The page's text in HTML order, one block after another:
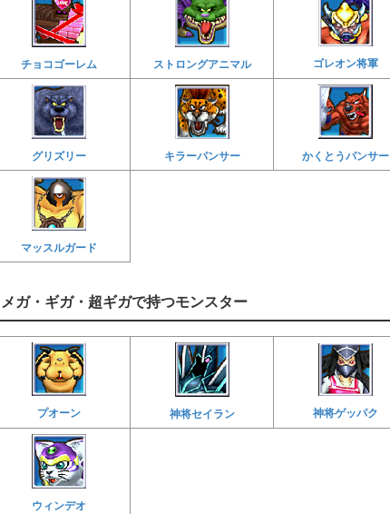
チョコゴーレム ストロングアニマル ゴレオン将軍
グリズリー キラーパンサー かくとうパンサー
マッスルガード
メガ・ギガ・超ギガで持つモンスター
プオーン 神将セイラン 神将ゲッパク
ウィンデオ